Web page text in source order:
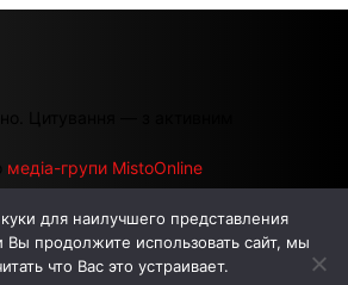
Цитування — з активним
медіа-групи MistoOnline
АВТОРИ РЕКЛАМА НА САЙТІ
для наилучшего представления
Вы продолжите использовать сайт, мы
что Вас это устраивает.